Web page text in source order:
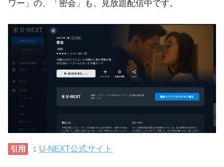
ワー」の、「密会」も、見放題配信中です。
引用 ： U-NEXT公式サイト